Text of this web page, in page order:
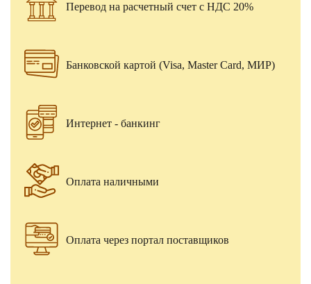
Перевод на расчетный счет с НДС 20%
Банковской картой (Visa, Master Card, МИР)
Интернет - банкинг
Оплата наличными
Оплата через портал поставщиков